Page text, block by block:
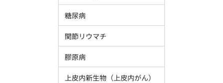
糖尿病
関節リウマチ
膠原病
上皮内新生物（上皮内がん）